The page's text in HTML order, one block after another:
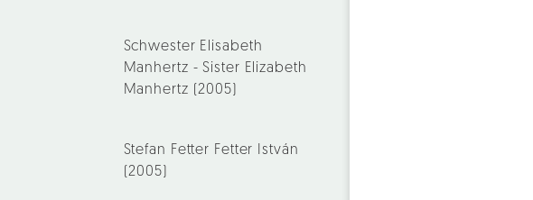
Schwester Elisabeth
Manhertz - Sister Elizabeth
Manhertz (2005)
Stefan Fetter Fetter István
(2005)